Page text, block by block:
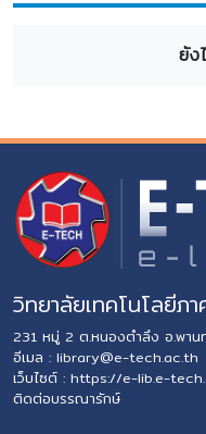
ยัง
วิทยาลัยเทคโนโลยีภ
231 หมู่ 2 ต.หนองตำลึง อ.พา
อีเมล : library@e-tech.ac.th
เว็บไซต์ : https://e-lib.e-
ติดต่อบรรณารักษ์